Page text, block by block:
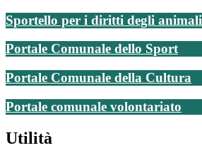
Sportello per i diritti degli animali
Portale Comunale dello Sport
Portale Comunale della Cultura
Portale comunale volontariato
Utilità